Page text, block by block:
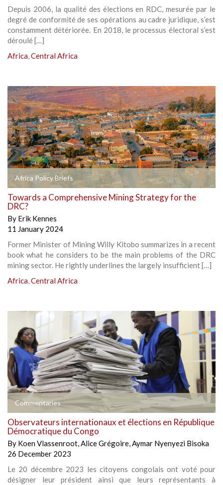
Depuis 2006, la qualité des élections en RDC, mesurée par le
degré de conformité de ses opérations au cadre juridique, s’est
constamment détériorée. En 2018, le processus électoral s’est
déroulé […]
Africa,Central Africa
Africa Policy Briefs
Towards a Comprehensive Mining Strategy for the
DRC?
By Erik Kennes
11 January 2024
Former Minister of Mining Willy Kitobo summarizes in a recent
book what he considers to be the main problems of the DRC
mining sector. He rightly underlines the largely insufficient […]
Africa,Central Africa
Commentaries
Observateurs internationaux et élections en République
Démocratique du Congo
By Koen Vlassenroot,Alice Grégoire,Aymar Nyenyezi Bisoka
26 December 2023
Le 20 décembre 2023 les citoyens congolais ont voté pour
désigner leur président ainsi que leurs représentants à